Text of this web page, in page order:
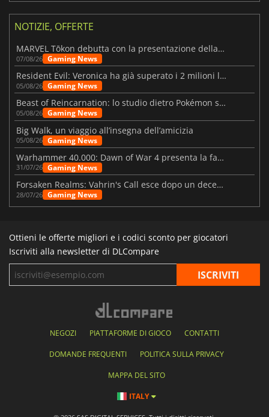
NOTIZIE, OFFERTE
MARVEL Tōkon debutta con la presentazione della roadmap per il primo anno
07/08/26 Gaming News
Resident Evil: Veronica ha già superato i 2 milioni liste dei desideri
05/08/26 Gaming News
Beast of Reincarnation: lo studio dietro Pokémon su una nuova strada
05/08/26 Gaming News
Big Walk, un viaggio all’insegna dell’amicizia
05/08/26 Gaming News
Warhammer 40.000: Dawn of War 4 presenta la fazione dei Necron
31/07/26 Gaming News
Forsaken Realms: Vahrin's Call esce dopo un decennio di sviluppo
28/07/26 Gaming News
Ottieni le offerte migliori e i codici sconto per giocatori
Iscriviti alla newsletter di DLCompare
NEGOZI PIATTAFORME DI GIOCO CONTATTI
DOMANDE FREQUENTI POLITICA SULLA PRIVACY
MAPPA DEL SITO
ITALY